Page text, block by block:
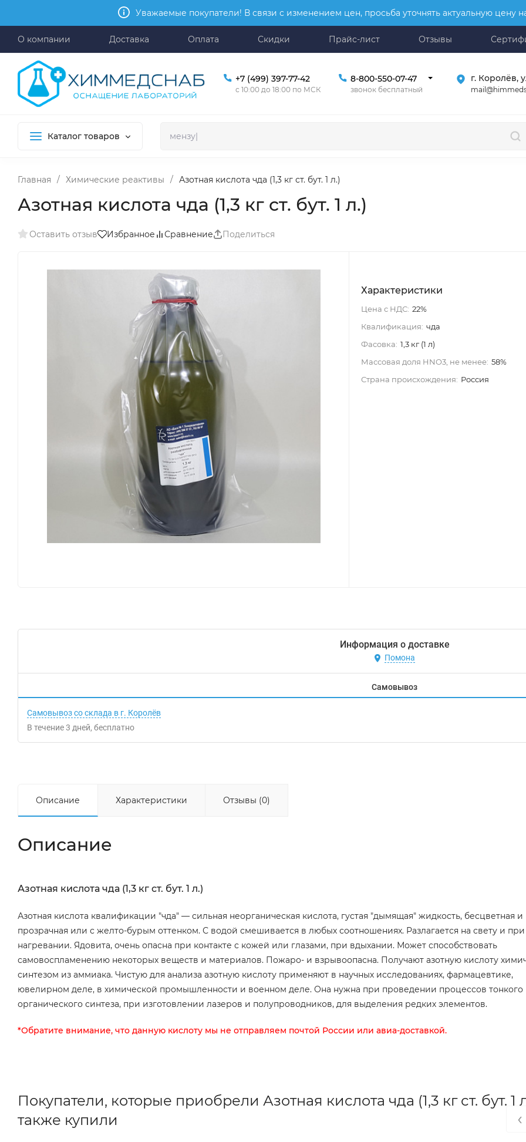
Уважаемые покупатели! В связи с изменением цен, просьба уточнять актуальную цену
О компании Доставка Оплата Скидки Прайс-лист Отзывы
+7 (499) 397-77-42
с 10:00 до 18:00 по МСК
8-800-550-07-47
звонок бесплатный
г. Королёв,
Каталог товаров
Главная / Химические реактивы / Азотная кислота чда (1,3 кг ст. бут. 1 л.)
Азотная кислота чда (1,3 кг ст. бут. 1 л.)
Оставить отзыв Избранное Сравнение Поделиться
Характеристики
Цена с НДС: 22%
Квалификация: чда
Фасовка: 1,3 кг (1 л)
Массовая доля HNO3, не менее: 58%
Страна происхождения: Россия
Информация о доставке
Помона
Самовывоз
Самовывоз со склада в г. Королёв
В течение3 дней Бесплатно
Описание Характеристики Отзывы (0)
Описание
Азотная кислота чда (1,3 кг ст. бут. 1 л.)
Азотная кислота квалификации "чда" — сильная неорганическая кислота, густая "дымящая" жидкость, бесцветная и
прозрачная или с желто-бурым оттенком. С водой смешивается в любых соотношениях. Разлагается на свету и при
нагревании. Ядовита, очень опасна при контакте с кожей или глазами, при вдыхании. Может способствовать
самовоспламенению некоторых веществ и материалов. Пожаро- и взрывоопасна. Получают азотную кислоту
синтезом из аммиака. Чистую для анализа азотную кислоту применяют в научных исследованиях, фармацевтике,
ювелирном деле, в химической промышленности и военном деле. Она нужна при проведении процессов тонкого
органического синтеза, при изготовлении лазеров и полупроводников, для выделения редких элементов.
*Обратите внимание, что данную кислоту мы не отправляем почтой России или авиа-доставкой.
Покупатели, которые приобрели Азотная кислота чда (1,3 кг ст. бут. 1
также купили
‹